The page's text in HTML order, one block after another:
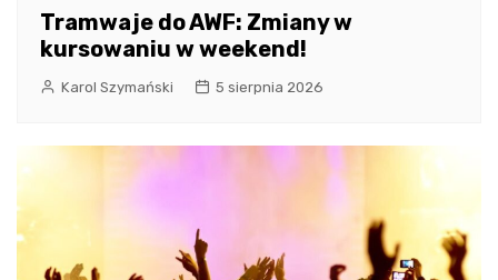
Tramwaje do AWF: Zmiany w
kursowaniu w weekend!
Karol Szymański 5 sierpnia 2026